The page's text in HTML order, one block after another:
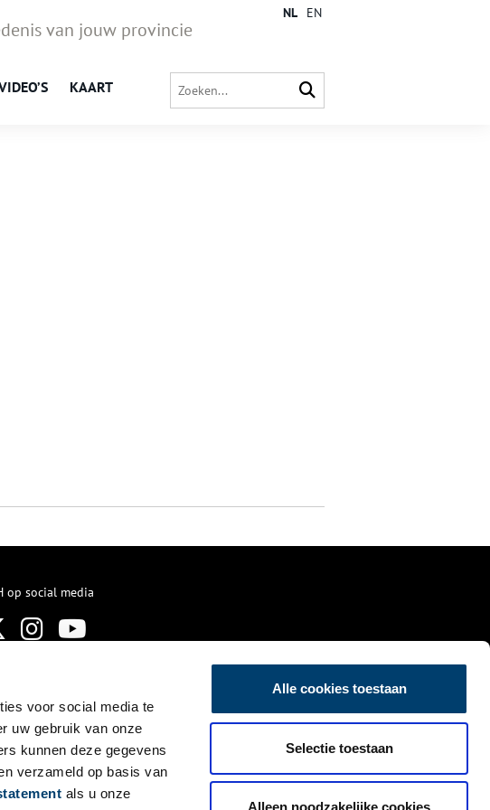
voor social media te
uw gebruik van onze
kunnen deze gegevens
verzameld op basis van
als u onze
Alle cookies toestaan
Selectie toestaan
Alleen noodzakelijke cookies
van jouw provincie
KAART
NL EN
op social media